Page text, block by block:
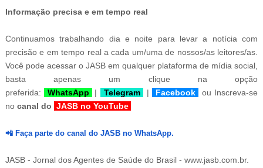
Informação precisa e em tempo real
Continuamos trabalhando dia e noite para levar a notícia com
precisão e em tempo real a cada um/uma de nossos/as leitores/as.
Você pode acessar o JASB em qualquer plataforma de mídia social,
basta apenas um clique na opção
preferida:
WhatsApp | Telegram | Facebook ou Inscreva-se
nocanal do JASB no YouTube
📲 Faça parte do canal do JASB no WhatsApp.
JASB - Jornal dos Agentes de Saúde do Brasil - www.jasb.com.br.